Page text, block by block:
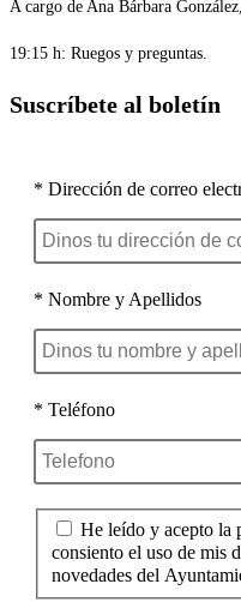
A cargo de Ana Bárbara
19:15 h: Ruegos y preguntas.
Suscríbete al boletín
* Dirección de correo
* Nombre y Apellidos
* Teléfono
He leído y acepto la
consiento el uso de mis
novedades del